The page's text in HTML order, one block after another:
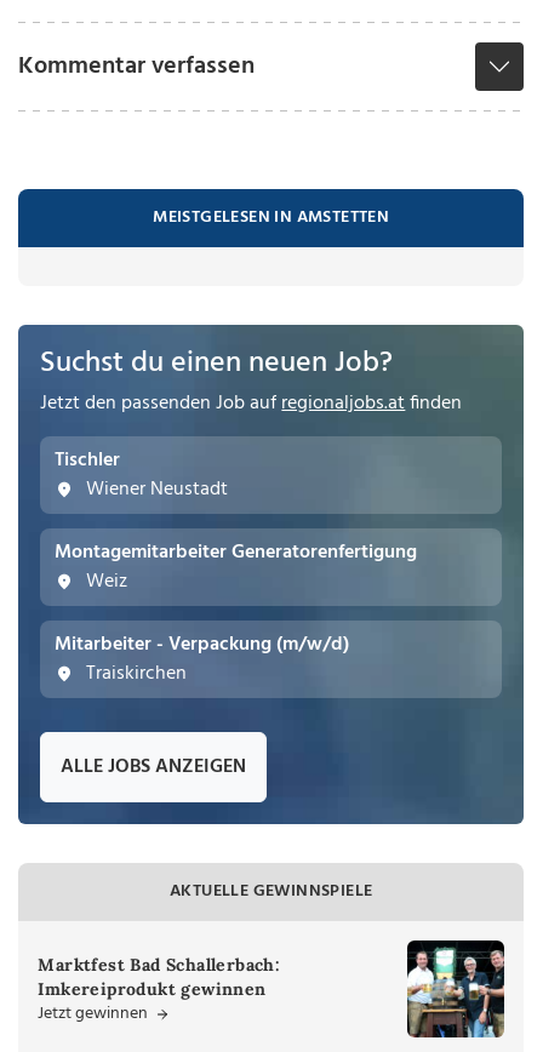
Kommentar verfassen
MEISTGELESEN IN AMSTETTEN
Suchst du einen neuen Job?
Jetzt den passenden Job aufregionaljobs.atfinden
Tischler
Wiener Neustadt
Montagemitarbeiter Generatorenfertigung
Weiz
Mitarbeiter - Verpackung (m/w/d)
Traiskirchen
ALLE JOBS ANZEIGEN
AKTUELLE GEWINNSPIELE
Marktfest Bad Schallerbach:
Imkereiprodukt gewinnen
Jetzt gewinnen